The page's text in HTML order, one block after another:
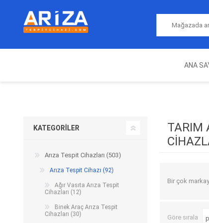
ANA
CIHAZLARI
TARIM
Bir çok
Göre sırala
KATEGORILER
Arıza Tespit Cihazları (503)
Arıza Tespit Cihazı (92)
Ağır Vasıta Arıza Tespit
Cihazları (12)
Binek Araç Arıza Tespit
Cihazları (30)